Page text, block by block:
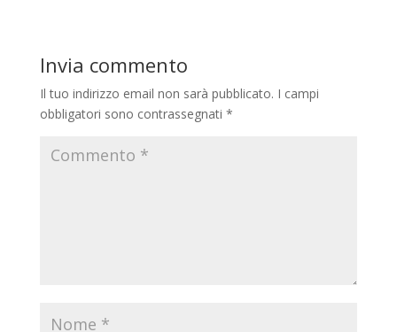
Invia commento
Il tuo indirizzo email non sarà pubblicato. I campi
obbligatori sono contrassegnati *